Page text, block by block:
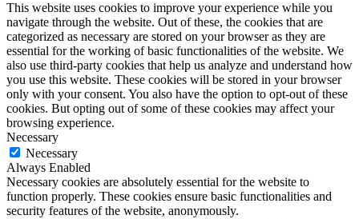
This website uses cookies to improve your experience while you
navigate through the website. Out of these, the cookies that are
categorized as necessary are stored on your browser as they are
essential for the working of basic functionalities of the website. We
also use third-party cookies that help us analyze and understand how
you use this website. These cookies will be stored in your browser
only with your consent. You also have the option to opt-out of these
cookies. But opting out of some of these cookies may affect your
browsing experience.
Necessary
Necessary
Always Enabled
Necessary cookies are absolutely essential for the website to
function properly. These cookies ensure basic functionalities and
security features of the website, anonymously.